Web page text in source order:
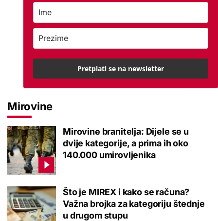
Mirovine
Mirovine branitelja: Dijele se u
dvije kategorije, a prima ih oko
140.000 umirovljenika
Što je MIREX i kako se računa?
Važna brojka za kategoriju štednje
u drugom stupu
Pretplati se na newsletter